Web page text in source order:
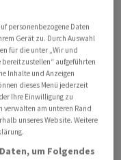
später ersetzte
den gewohnten
Account-Name
lautete aber
App war
sehen. Auf das
das X-Logo
personenbezogene Daten
Gerät zu. Durch Auswahl
für die unter „Wir und
bereitzustellen“ aufgeführten
Inhalte und Anzeigen
dieses Menü jederzeit
Ihre Einwilligung zu
verwalten am unteren Rand
unseres Website. Weitere
um Folgendes